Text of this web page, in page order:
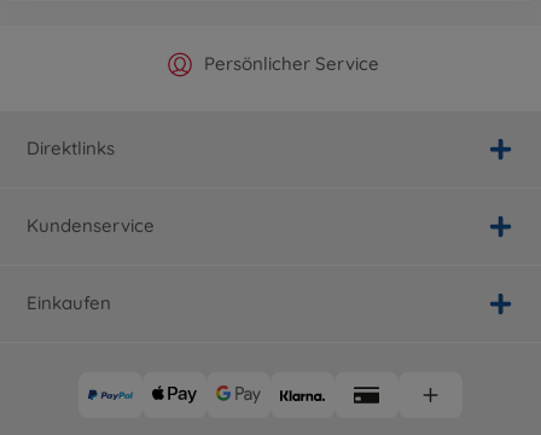
Offizieller Hersteller Shop
Persönlicher Service
Versandkostenfrei ab 25€
Schnelle Lieferung
Direktlinks
Kundenservice
Einkaufen